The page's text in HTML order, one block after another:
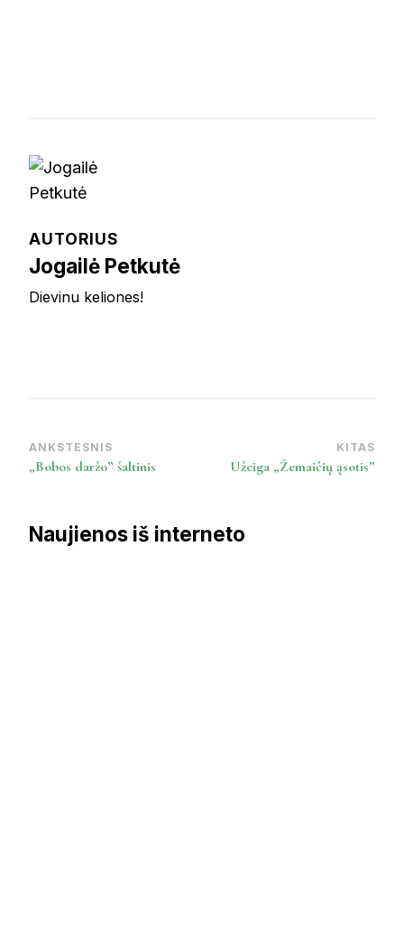
AUTORIUS
Jogailė Petkutė
Dievinu keliones!
Post
Navigation
ANKSTESNIS
„Bobos daržo” šaltinis
KITAS
Užeiga „Žemaičių ąsotis”
Naujienos iš interneto